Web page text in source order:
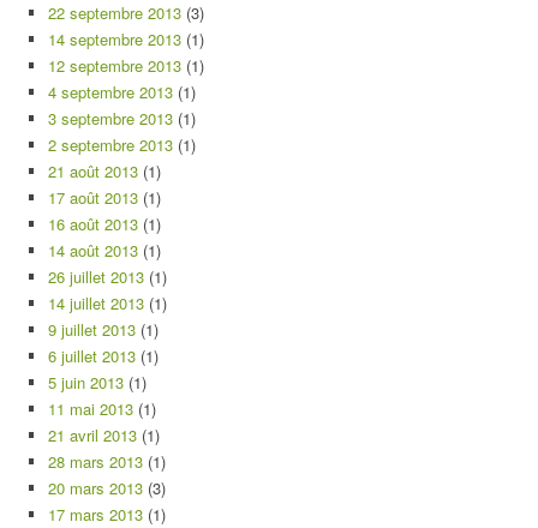
22 septembre 2013 (3)
14 septembre 2013 (1)
12 septembre 2013 (1)
4 septembre 2013 (1)
3 septembre 2013 (1)
2 septembre 2013 (1)
21 août 2013 (1)
17 août 2013 (1)
16 août 2013 (1)
14 août 2013 (1)
26 juillet 2013 (1)
14 juillet 2013 (1)
9 juillet 2013 (1)
6 juillet 2013 (1)
5 juin 2013 (1)
11 mai 2013 (1)
21 avril 2013 (1)
28 mars 2013 (1)
20 mars 2013 (3)
17 mars 2013 (1)